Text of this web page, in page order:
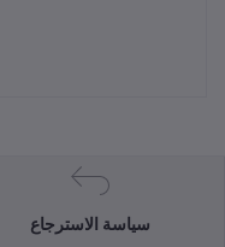
سياسة الاسترجاع